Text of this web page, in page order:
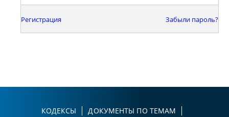
Регистрация Забыли пароль?
КОДЕКСЫ
ДОКУМЕНТЫ ПО ТЕМАМ